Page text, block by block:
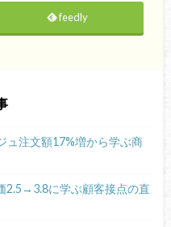
feedly
ュ注文額17%増から学ぶ商
2.5→3.8に学ぶ顧客接点の直